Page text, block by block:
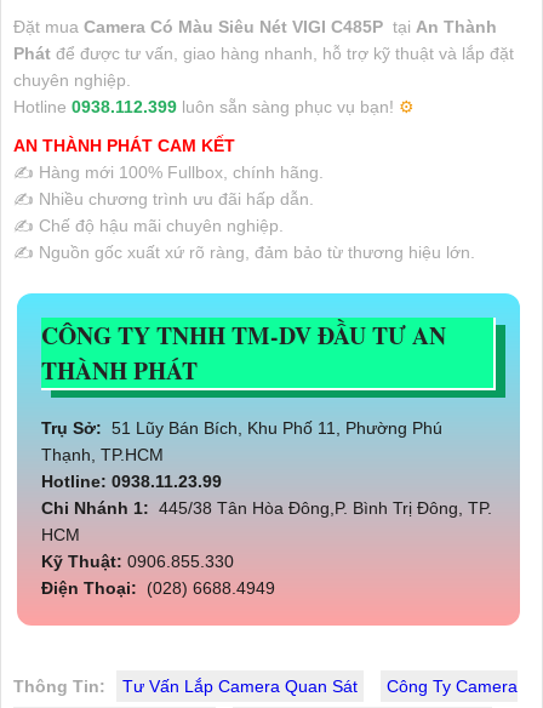
Đặt mua Camera Có Màu Siêu Nét VIGI C485P tại An Thành
Phát để được tư vấn, giao hàng nhanh, hỗ trợ kỹ thuật và lắp đặt
chuyên nghiệp.
Hotline 0938.112.399 luôn sẵn sàng phục vụ bạn! ⚙️
AN THÀNH PHÁT CAM KẾT
✍️ Hàng mới 100% Fullbox, chính hãng.
✍️ Nhiều chương trình ưu đãi hấp dẫn.
✍️ Chế độ hậu mãi chuyên nghiệp.
✍️ Nguồn gốc xuất xứ rõ ràng, đảm bảo từ thương hiệu lớn.
CÔNG TY TNHH TM-DV ĐẦU TƯ AN
THÀNH PHÁT
Trụ Sở: 51 Lũy Bán Bích, Khu Phố 11, Phường Phú
Thạnh, TP.HCM
Hotline: 0938.11.23.99
Chi Nhánh 1: 445/38 Tân Hòa Đông,P. Bình Trị Đông, TP.
HCM
Kỹ Thuật: 0906.855.330
Điện Thoại: (028) 6688.4949
Thông Tin: Tư Vấn Lắp Camera Quan Sát
Công Ty Camera